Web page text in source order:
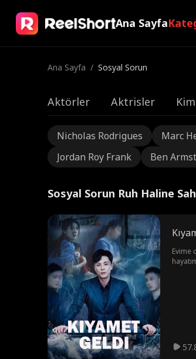
Ana Sayfa
Ana Sayfa / Sosyal Sorun
Aktörler Aktrisler
Nicholas Rodrigues Marc
Jordan Roy Frank
Ben
Sosyal Sorun Ruh Haline
Evime